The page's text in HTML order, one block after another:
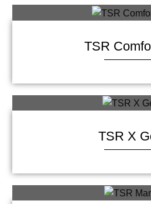
TSR
TSR X